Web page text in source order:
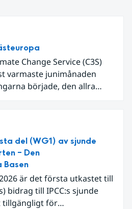
Change Service (C3S)
varmaste junimånaden
började, den allra
var det den allra
till stor del av en
månaden. Världshavens
den högsta som
vilket ligger i fas med
i Stilla havet.
del (WG1) av sjunde
– Den
är det första utkastet till
bidrag till IPCC:s sjunde
tillgängligt för